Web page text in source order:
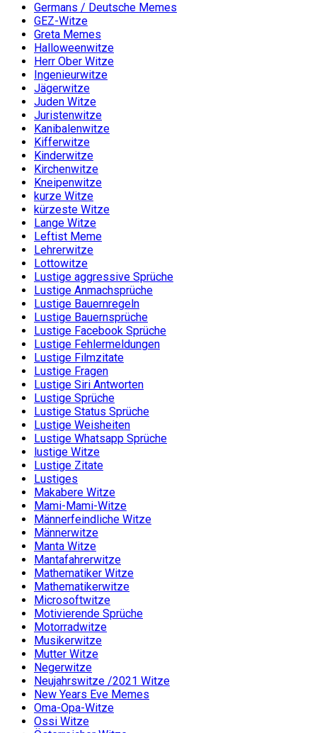
Germans / Deutsche Memes
GEZ-Witze
Greta Memes
Halloweenwitze
Herr Ober Witze
Ingenieurwitze
Jägerwitze
Juden Witze
Juristenwitze
Kanibalenwitze
Kifferwitze
Kinderwitze
Kirchenwitze
Kneipenwitze
kurze Witze
kürzeste Witze
Lange Witze
Leftist Meme
Lehrerwitze
Lottowitze
Lustige aggressive Sprüche
Lustige Anmachsprüche
Lustige Bauernregeln
Lustige Bauernsprüche
Lustige Facebook Sprüche
Lustige Fehlermeldungen
Lustige Filmzitate
Lustige Fragen
Lustige Siri Antworten
Lustige Sprüche
Lustige Status Sprüche
Lustige Weisheiten
Lustige Whatsapp Sprüche
lustige Witze
Lustige Zitate
Lustiges
Makabere Witze
Mami-Mami-Witze
Männerfeindliche Witze
Männerwitze
Manta Witze
Mantafahrerwitze
Mathematiker Witze
Mathematikerwitze
Microsoftwitze
Motivierende Sprüche
Motorradwitze
Musikerwitze
Mutter Witze
Negerwitze
Neujahrswitze /2021 Witze
New Years Eve Memes
Oma-Opa-Witze
Ossi Witze